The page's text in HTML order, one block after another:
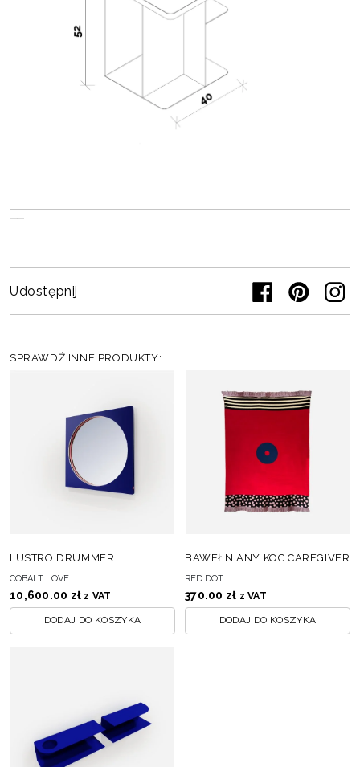
Udostępnij
SPRAWDŹ INNE PRODUKTY:
LUSTRO DRUMMER
COBALT LOVE
10,600.00 zł z VAT
DODAJ DO KOSZYKA
BAWEŁNIANY KOC CAREGIVER
RED DOT
370.00 zł z VAT
DODAJ DO KOSZYKA